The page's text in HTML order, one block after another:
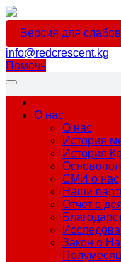
Версия для
info@redcrescent.kg
Помочь
О нас
О нас
История
История
СМИ о нас
Наши
Отчет о
Закон о